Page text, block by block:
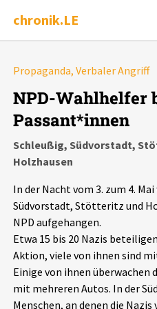
chronik.LE
Chronik
Dossiers
Leipziger Zustände
Schlaglichter
Phänomene
Propaganda, Verbaler Angriff
NPD-Wahlhelfer
Passant*innen
Schleußig, Südvorstadt,
Holzhausen
In der Nacht vom 3. zum 4.
Südvorstadt, Stötteritz und
NPD aufgehangen.
Etwa 15 bis 20 Nazis
Aktion, viele von ihnen sind
Einige von ihnen überwachen
mit mehreren Autos. In der
Menschen, an denen die
Alle Ereignisse
Ereignisse
Ereignisse